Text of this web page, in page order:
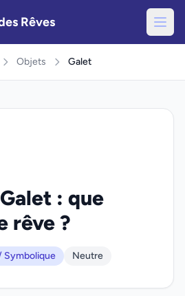
Rêves
Objets Galet
: que
rêve ?
Symbolique Neutre